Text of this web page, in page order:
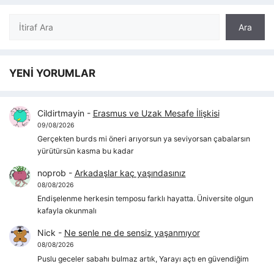
Ara
Ara
YENİ YORUMLAR
Cildirtmayin- Erasmus ve Uzak Mesafe İlişkisi
09/08/2026
Gerçekten burds mi öneri arıyorsun ya seviyorsan çabalarsın
yürütürsün kasma bu kadar
noprob - Arkadaşlar kaç yaşındasınız
08/08/2026
Endişelenme herkesin temposu farklı hayatta. Üniversite olgun
kafayla okunmalı
Nick - Ne senle ne de sensiz yaşanmıyor
08/08/2026
Puslu geceler sabahı bulmaz artık, Yarayı açtı en güvendiğim